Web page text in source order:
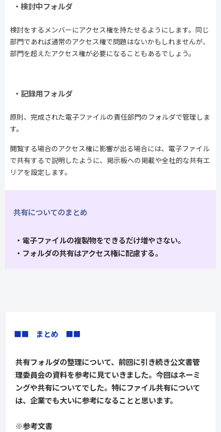
・検討中フォルダ
検討をするメンバーにアクセス権を持たせるようにします。同じ
部門であれば通常のアクセス権で問題はないかもしれませんが、
部門を超えたアクセス権が必要になることもあるでしょう。
・記録用フォルダ
原則、完成された電子ファイルの責任部門のフォルダで管理しま
す。
閲覧する場合のアクセス権に影響が出る場合には、電子ファイル
で共有するで説明したように、掲示板への掲載や全社的な共有エ
リアを設定します。
共有についてのまとめ
・電子ファイルの複製物をできるだけ増やさない。
・フォルダの共有はアクセス権に配慮する。
■■　まとめ　■■
共有フォルダの整理について、前回に引き続き公文書管
理委員会の資料を参考に見ていきました。今回はネーミ
ングや共有についてでした。特にファイル共有について
は、企業でも大いに参考になることと思います。
※参考文書